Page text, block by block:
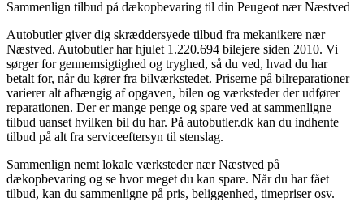
Sammenlign tilbud på dækopbevaring til din Peugeot nær Næstved
Autobutler giver dig skræddersyede tilbud fra mekanikere nær
Næstved. Autobutler har hjulet 1.220.694 bilejere siden 2010. Vi
sørger for gennemsigtighed og tryghed, så du ved, hvad du har
betalt for, når du kører fra bilværkstedet. Priserne på bilreparationer
varierer alt afhængig af opgaven, bilen og værksteder der udfører
reparationen. Der er mange penge og spare ved at sammenligne
tilbud uanset hvilken bil du har. På autobutler.dk kan du indhente
tilbud på alt fra serviceeftersyn til stenslag.
Sammenlign nemt lokale værksteder nær Næstved på
dækopbevaring og se hvor meget du kan spare. Når du har fået
tilbud, kan du sammenligne på pris, beliggenhed, timepriser osv.